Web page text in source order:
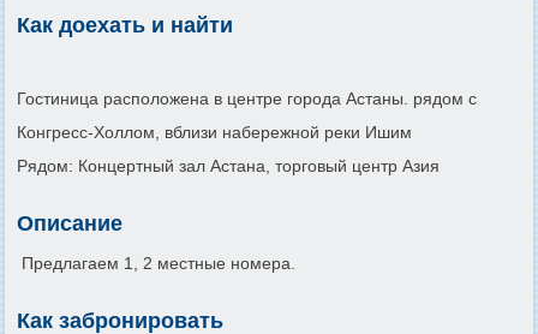
Как доехать и найти
Гостиница расположена в центре города Астаны. рядом с
Конгресс-Холлом, вблизи набережной реки Ишим
Рядом: Концертный зал Астана, торговый центр Азия
Описание
Предлагаем 1, 2 местные номера.
Как забронировать